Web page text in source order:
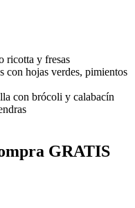
ricotta y fresas
con hojas verdes, pimientos
con brócoli y calabacín
GRATIS